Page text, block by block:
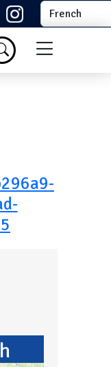
Select your
Menu du